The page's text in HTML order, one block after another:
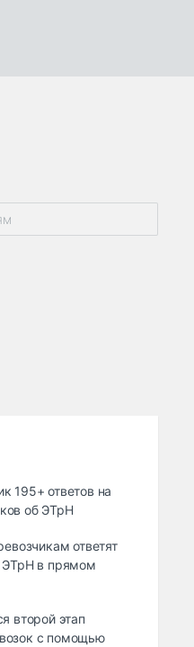
195+ ответов на
об ЭТрН
ответят
ЭТрН в прямом
второй этап
с помощью